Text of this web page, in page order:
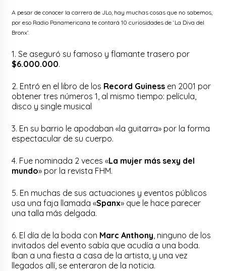
A pesar de conocer la carrera de JLo, hay muchas cosas que no sabemos,
por eso Radio Panamericana te contará 10 curiosidades de ‘La Diva del
Bronx’.
1. Se aseguró su famoso y flamante trasero por
$6.000.000.
2. Entró en el libro de los Record Guiness en 2001 por
obtener tres números 1, al mismo tiempo: película,
disco y single musical
3. En su barrio le apodaban «la guitarra» por la forma
espectacular de su cuerpo.
4. Fue nominada 2 veces «La mujer más sexy del
mundo» por la revista FHM.
5. En muchas de sus actuaciones y eventos públicos
usa una faja llamada «Spanx» que le hace parecer
una talla más delgada.
6. El día de la boda con Marc Anthony , ninguno de los
invitados del evento sabía que acudía a una boda.
Iban a una fiesta a casa de la artista, y una vez
llegados allí, se enteraron de la noticia.